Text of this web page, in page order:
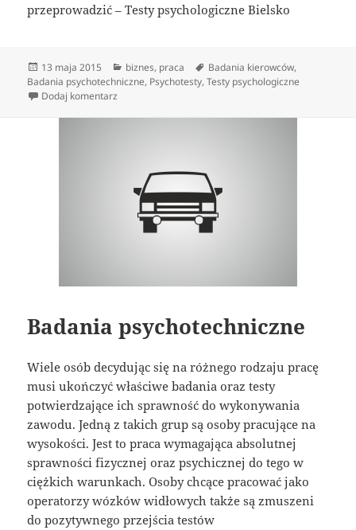
przeprowadzić – Testy psychologiczne Bielsko
Data
publikacji
13 maja 2015 Kategorie
biznes, praca Tagi
Badania kierowców,
Badania psychotechniczne, Psychotesty,Testy psychologiczne
Dodaj komentarz
Badania psychotechniczne
Wiele osób decydując się na różnego rodzaju pracę
musi ukończyć właściwe badania oraz testy
potwierdzające ich sprawność do wykonywania
zawodu. Jedną z takich grup są osoby pracujące na
wysokości. Jest to praca wymagająca absolutnej
sprawności fizycznej oraz psychicznej do tego w
ciężkich warunkach. Osoby chcące pracować jako
operatorzy wózków widłowych także są zmuszeni
do pozytywnego przejścia testów